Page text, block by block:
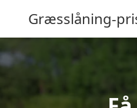
Græsslåning-